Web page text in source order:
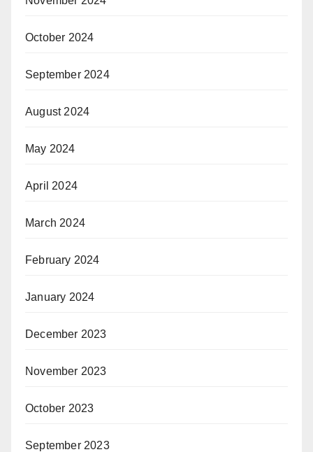
October 2024
September 2024
August 2024
May 2024
April 2024
March 2024
February 2024
January 2024
December 2023
November 2023
October 2023
September 2023